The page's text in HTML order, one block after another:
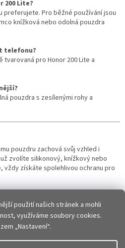
použití našich stránek a mohli
využíváme soubory cookies.
„Nastavení“.
200 Lite?
preferujete. Pro běžné používání jsou
knížková nebo odolná pouzdra
telefonu?
pro Honor 200 Lite a
pouzdra s zesílenými rohy a
pouzdru zachová svůj vzhled i
zvolíte silikonový, knížkový nebo
, vždy získáte spolehlivou ochranu pro